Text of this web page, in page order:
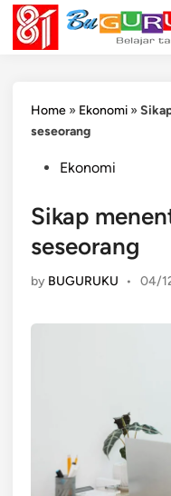
Skip
content
Home » Ekonomi »
seseorang
PostedEkonomi
Sikap
seseorang
by BUGURUKU • 04/